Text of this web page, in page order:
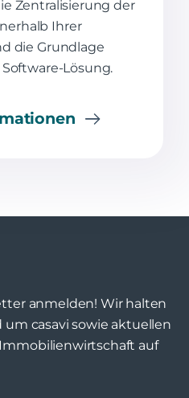
Zentralisierung der
Ihrer
die Grundlage
Lösung.
anmelden! Wir halten
um casavi sowie aktuellen
auf